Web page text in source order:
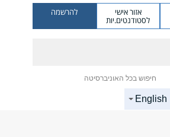
אזור אישי
לסטודנטים.יות
להרשמה
חיפוש בכל האוניברסיטה
English